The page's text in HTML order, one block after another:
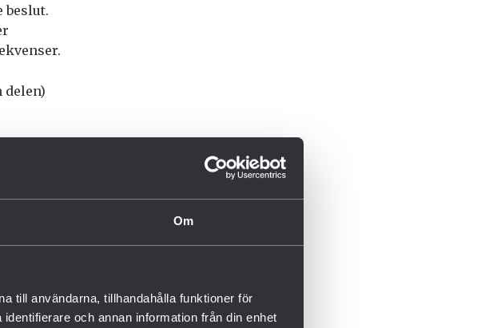
Om
till användarna, tillhandahålla funktioner för
och annan information från din enhet
beslut.
delen)
och vill
till
ett visst
på